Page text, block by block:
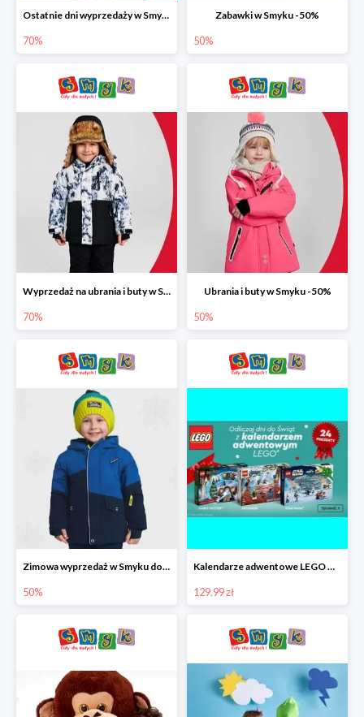
Ostatnie dni wyprzedaży w Smyku do -70%
70%
Zabawki w Smyku -50%
50%
Wyprzedaż na ubrania i buty w Smyku do -70%
70%
Ubrania i buty w Smyku -50%
50%
Zimowa wyprzedaż w Smyku do -50%
50%
Kalendarze adwentowe LEGO w Smyku w super cenie
129.99 zł